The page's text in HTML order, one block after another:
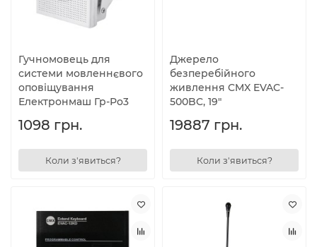
Гучномовець для
системи мовленнєвого
оповіщування
Електронмаш Гр-Ро3
1098 грн.
Коли з'явиться?
Джерело
безперебійного
живлення CMX EVAC-
500BC, 19"
19887 грн.
Коли з'явиться?